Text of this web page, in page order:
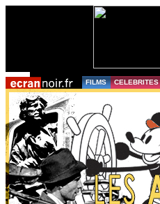
FILMS CELEBRITES